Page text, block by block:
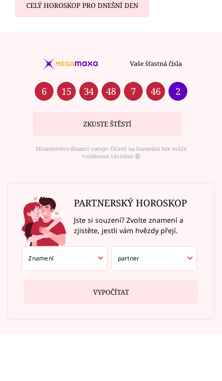
CELÝ HOROSKOP PRO DNEŠNÍ DEN
Vaše šťastná čísla
6 15 34 48 7 46 2
ZKUSTE ŠTĚSTÍ
Ministerstvo financí varuje: Účastí na hazardní hře může
vzniknout závislost ⑱
PARTNERSKÝ HOROSKOP
Jste si souzení? Zvolte znamení a
zjistěte, jestli vám hvězdy přejí.
VYPOČÍTAT